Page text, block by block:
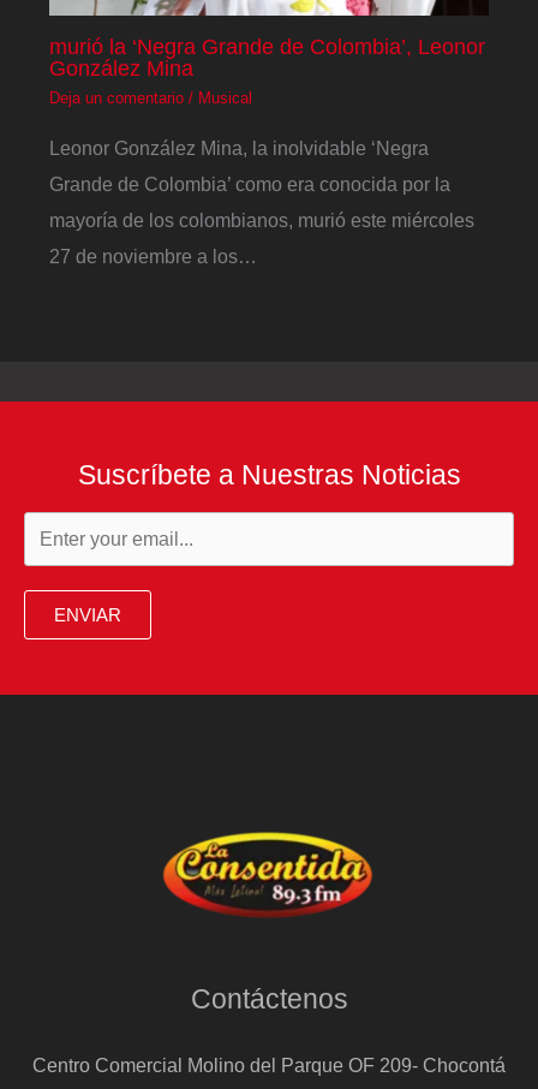
murió la ‘Negra Grande de Colombia’, Leonor
González Mina
Deja un comentario / Musical
Leonor González Mina, la inolvidable ‘Negra
Grande de Colombia’ como era conocida por la
mayoría de los colombianos, murió este miércoles
27 de noviembre a los…
Suscríbete a Nuestras Noticias
ENVIAR
Contáctenos
Centro Comercial Molino del Parque OF 209- Chocontá